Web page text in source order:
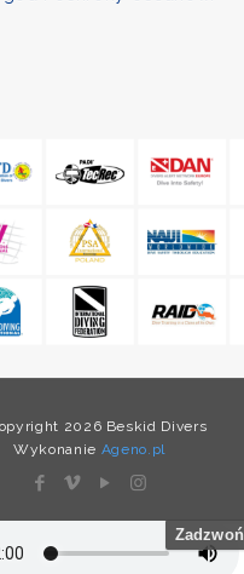
2026 Beskid Divers
Wykonanie Ageno.pl
Zadzwoń